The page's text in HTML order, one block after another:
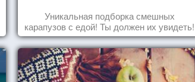
Уникальная подборка смешных
карапузов с едой! Ты должен их увидеть!